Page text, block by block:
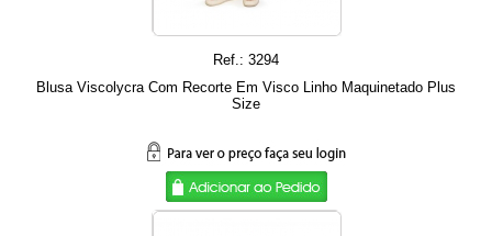
Ref.: 3294
Blusa Viscolycra Com Recorte Em Visco Linho Maquinetado Plus
Size